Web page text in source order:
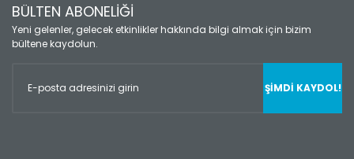
BÜLTEN ABONELİĞİ
Yeni gelenler, gelecek etkinlikler hakkında bilgi almak için bizim
bültene kaydolun.
ŞİMDİ KAYDOL!